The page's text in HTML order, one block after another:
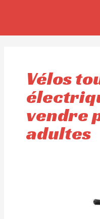
Vélos
vendre
adultes